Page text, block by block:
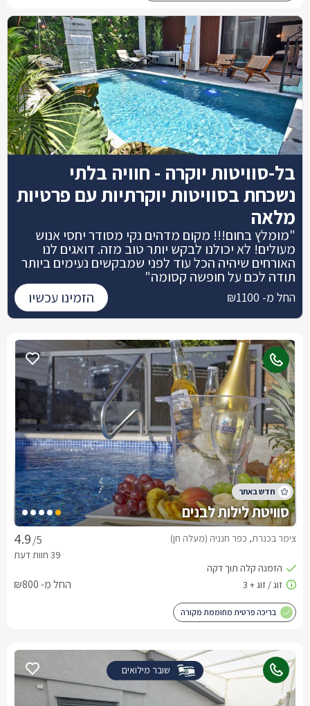
סוויטת לילות לבנים
/5 צימר בכנרת, כפר חנניה (מעלה חן)
החל מ- ₪800
בריכה פרטית מחוממת מקורה
שובר מילואים
בל-סוויטות יוקרה - חוויה בלתי
נשכחת בסוויטות יוקרתיות עם פרטיות
מלאה
"מומלץ בחום!!! מקום מדהים נקי מסודר יחסי אנוש
מעולים! לא יכולנו לבקש יותר טוב מזה. דואגים לנו
האורחים שיהיה הכל עוד לפני שמבקשים נעימים ביותר
תודה לכם על חופשה קסומה"
החל מ- ₪1100 הזמינו עכשיו